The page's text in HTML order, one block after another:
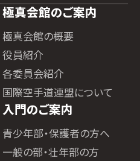
極真会館のご案内
極真会館の概要
役員紹介
各委員会紹介
国際空手道連盟について
入門のご案内
青少年部・保護者の方へ
一般の部・壮年部の方